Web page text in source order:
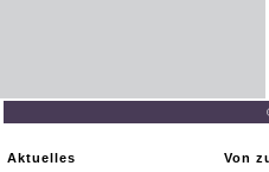
Aktuelles
Von